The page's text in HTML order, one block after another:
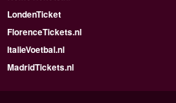
LondenTicket
FlorenceTickets.nl
ItalieVoetbal.nl
MadridTickets.nl